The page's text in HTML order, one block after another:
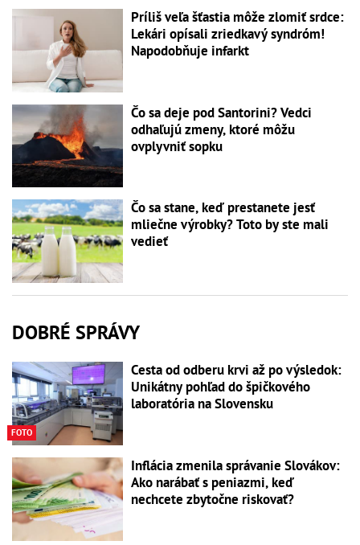
Príliš veľa šťastia môže zlomiť srdce:
Lekári opísali zriedkavý syndróm!
Napodobňuje infarkt
Čo sa deje pod Santorini? Vedci
odhaľujú zmeny, ktoré môžu
ovplyvniť sopku
Čo sa stane, keď prestanete jesť
mliečne výrobky? Toto by ste mali
vedieť
DOBRÉ SPRÁVY
FOTO
Cesta od odberu krvi až po výsledok:
Unikátny pohľad do špičkového
laboratória na Slovensku
Inflácia zmenila správanie Slovákov:
Ako narábať s peniazmi, keď
nechcete zbytočne riskovať?